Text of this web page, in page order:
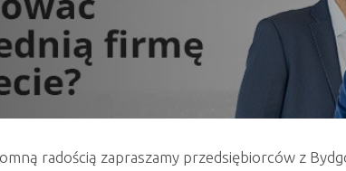
radością zapraszamy przedsiębiorców z